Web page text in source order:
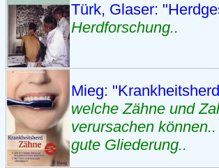
Türk, Glaser:
Herdforschung..
Mieg:
welche Zähne und
verursachen
gute Gliederung..